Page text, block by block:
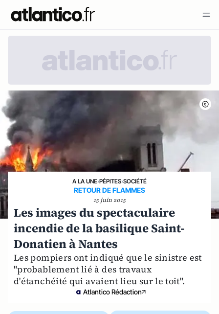
A LA UNE›PÉPITES›SOCIÉTÉ
RETOUR DE FLAMMES
15 juin 2015
Les images du spectaculaire
incendie de la basilique Saint-
Donatien à Nantes
Les pompiers ont indiqué que le sinistre est
"probablement lié à des travaux
d'étanchéité qui avaient lieu sur le toit".
Atlantico Rédaction